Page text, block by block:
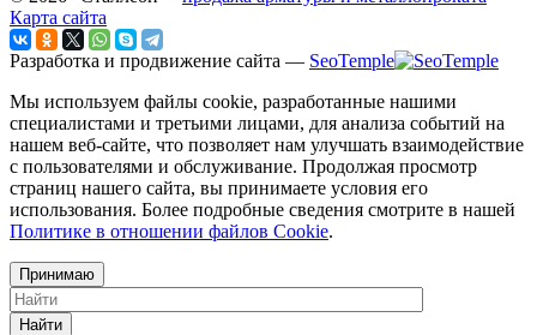
Карта сайта
Разработка и продвижение сайта — SeoTemple
Мы используем файлы cookie, разработанные нашими
специалистами и третьими лицами, для анализа событий на
нашем веб-сайте, что позволяет нам улучшать взаимодействие
с пользователями и обслуживание. Продолжая просмотр
страниц нашего сайта, вы принимаете условия его
использования. Более подробные сведения смотрите в нашей
Политике в отношении файлов Cookie.
Принимаю
Найти